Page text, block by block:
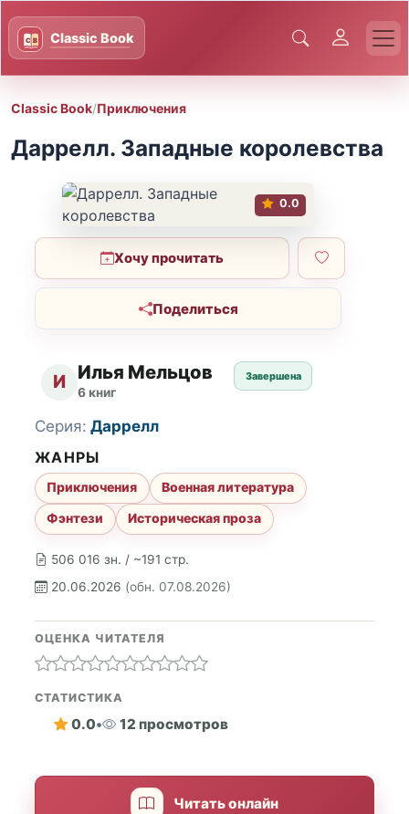
Classic Book/Приключения
Даррелл. Западные королевства
0.0
Хочу прочитать
Поделиться
И Илья Мельцов
6 книг
Завершена
506 016 зн. / ~191 стр.
20.06.2026 (обн. 07.08.2026)
Серия: Даррелл
ЖАНРЫ
Приключения
Военная литература
Фэнтези
Историческая проза
ОЦЕНКА ЧИТАТЕЛЯ
СТАТИСТИКА
0.0• 12 просмотров
Читать онлайн